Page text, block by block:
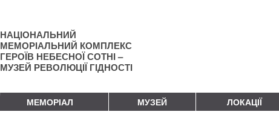
НАЦІОНАЛЬНИЙ
МЕМОРІАЛЬНИЙ КОМПЛЕКС
ГЕРОЇВ НЕБЕСНОЇ СОТНІ –
МУЗЕЙ РЕВОЛЮЦІЇ ГІДНОСТІ
МЕМОРІАЛ МУЗЕЙ ЛОКАЦІЇ